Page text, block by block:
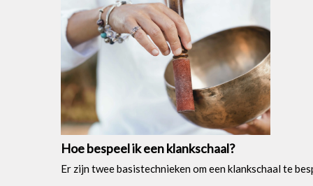
Hoe bespeel ik een klankschaal?
Er zijn twee basistechnieken om een klankschaal te